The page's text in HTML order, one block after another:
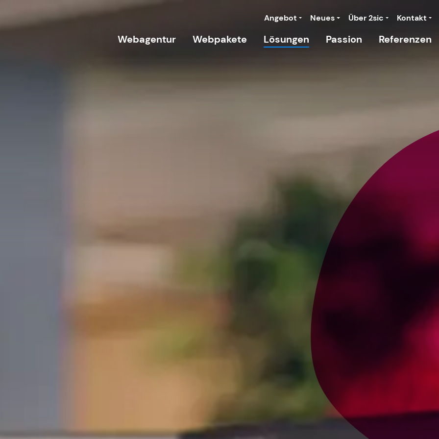
Angebot Neues Über 2sic Kontakt
Webagentur Webpakete Lösungen Passion Referenzen